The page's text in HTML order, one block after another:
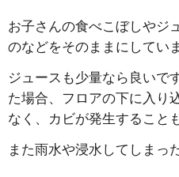
お子さんの食べこぼしやジ
のなどをそのままにしてい
ジュースも少量なら良いで
た場合、フロアの下に入り
なく、カビが発生すること
また雨水や浸水してしまっ